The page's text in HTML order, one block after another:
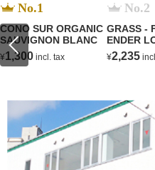
No.1
CONO SUR ORGANIC
SAUVIGNON BLANC
¥1,300 incl. tax
No.2
GRASS -
ENDER
¥2,235